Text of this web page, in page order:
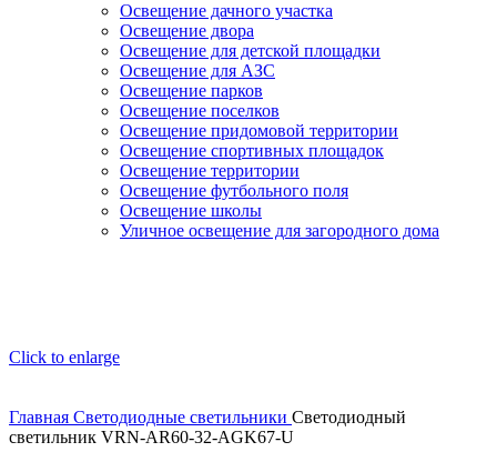
Освещение дачного участка
Освещение двора
Освещение для детской площадки
Освещение для АЗС
Освещение парков
Освещение поселков
Освещение придомовой территории
Освещение спортивных площадок
Освещение территории
Освещение футбольного поля
Освещение школы
Уличное освещение для загородного дома
Click to enlarge
Главная Светодиодные светильники Светодиодный
светильник VRN-AR60-32-AGK67-U